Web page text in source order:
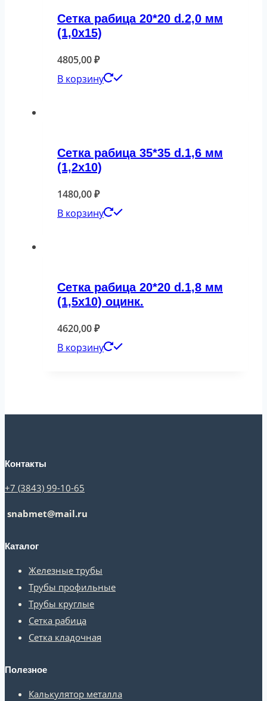
Сетка рабица 20*20 d.2,0 мм
(1,0х15)
4805,00₽
В корзину
Сетка рабица 35*35 d.1,6 мм
(1,2х10)
1480,00₽
В корзину
Сетка рабица 20*20 d.1,8 мм
(1,5х10) оцинк.
4620,00₽
В корзину
Контакты
+7 (3843) 99-10-65
snabmet@mail.ru
Каталог
Железные трубы
Трубы профильные
Трубы круглые
Сетка рабица
Сетка кладочная
Полезное
Калькулятор металла